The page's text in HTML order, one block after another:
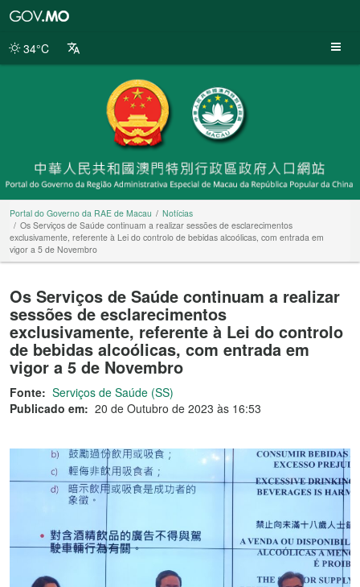
da
34°C
Portal do Governo da RAE de Macau
Notícias
Os Serviços de Saúde continuam a realizar sessões de esclarecimentos
exclusivamente, referente à Lei do controlo de bebidas alcoólicas, com entrada em
vigor a 5 de Novembro
Os Serviços de Saúde continuam a realizar
sessões de esclarecimentos
exclusivamente, referente à Lei do controlo
de bebidas alcoólicas, com entrada em
vigor a 5 de Novembro
Fonte: Serviços de Saúde (SS)
Publicado em: 20 de Outubro de 2023 às 16:53